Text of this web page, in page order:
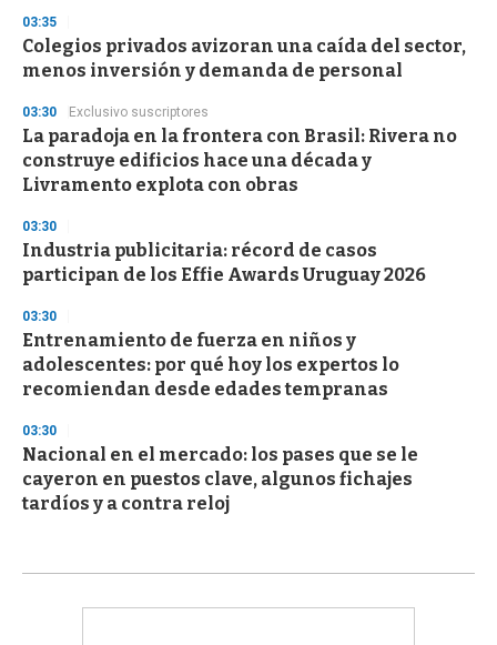
03:35
Colegios privados avizoran una caída del sector,
menos inversión y demanda de personal
03:30 Exclusivo suscriptores
La paradoja en la frontera con Brasil: Rivera no
construye edificios hace una década y
Livramento explota con obras
03:30
Industria publicitaria: récord de casos
participan de los Effie Awards Uruguay 2026
03:30
Entrenamiento de fuerza en niños y
adolescentes: por qué hoy los expertos lo
recomiendan desde edades tempranas
03:30
Nacional en el mercado: los pases que se le
cayeron en puestos clave, algunos fichajes
tardíos y a contra reloj